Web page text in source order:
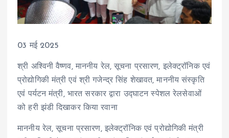
03 मई 2025
श्री अश्विनी वैष्णव, माननीय रेल, सूचना प्रसारण, इलेक्ट्रॉनिक एवं
प्रोद्योगिकी मंत्री एवं श्री गजेन्द्र सिंह शेखावत, माननीय संस्कृति
एवं पर्यटन मंत्री, भारत सरकार द्वारा उद्घाटन स्पेशल रेलसेवाओं
को हरी झंडी दिखाकर किया रवाना
माननीय रेल, सूचना प्रसारण, इलेक्ट्रॉनिक एवं प्रोद्योगिकी मंत्री